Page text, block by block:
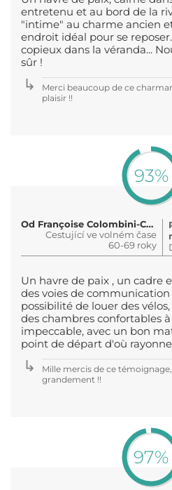
entretenu et au bord de la
"intime" au charme ancien
endroit idéal pour se
copieux dans la véranda...
sûr !
Merci beaucoup de ce
plaisir !!
93%
Od Françoise Colombini-Cordier
Cestující ve volném čase
60-69 roky
Un havre de paix , un cadre
des voies de
possibilité de louer des
des chambres confortables
impeccable, avec un bon
point de départ d'où
Mille mercis de ce
grandement !!
97%